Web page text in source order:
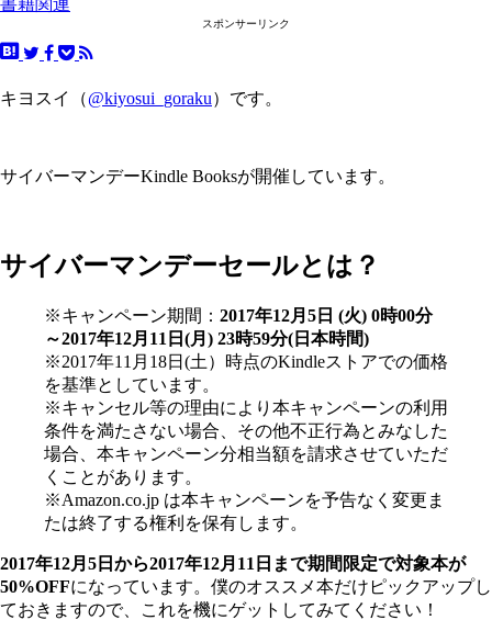
スポンサーリンク
キヨスイ（@kiyosui_goraku）です。
サイバーマンデーKindle Booksが開催しています。
サイバーマンデーセールとは？
※キャンペーン期間： 2017年12月5日 (火) 0時00分
～2017年12月11日(月) 23時59分(日本時間)
※2017年11月18日(土）時点のKindleストアでの価格
を基準としています。
※キャンセル等の理由により本キャンペーンの利用
条件を満たさない場合、その他不正行為とみなした
場合、本キャンペーン分相当額を請求させていただ
くことがあります。
※Amazon.co.jp は本キャンペーンを予告なく変更ま
たは終了する権利を保有します。
2017年12月5日から2017年12月11日まで期間限定で対象本が
50%OFFになっています。僕のオススメ本だけピックアップし
ておきますので、これを機にゲットしてみてください！